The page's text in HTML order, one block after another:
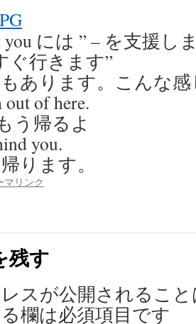
you には ” – を支援し
ぐ行きます”
あります。こんな
out of here.
う帰るよ
you.
ります。
マリンク
残す
スが公開されるこ
欄は必須項目です